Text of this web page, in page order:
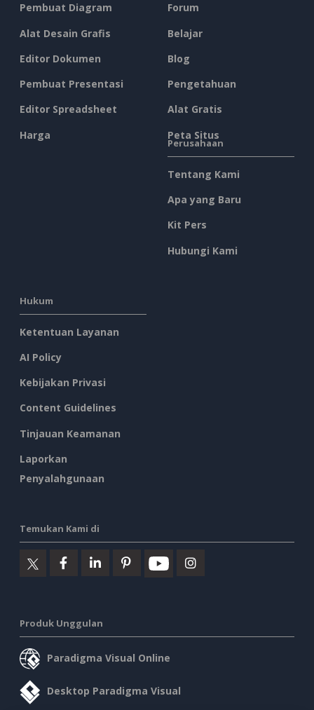
Pembuat Diagram
Alat Desain Grafis
Editor Dokumen
Pembuat Presentasi
Editor Spreadsheet
Harga
Forum
Belajar
Blog
Pengetahuan
Alat Gratis
Peta Situs
Perusahaan
Tentang Kami
Apa yang Baru
Kit Pers
Hubungi Kami
Hukum
Ketentuan Layanan
AI Policy
Kebijakan Privasi
Content Guidelines
Tinjauan Keamanan
Laporkan
Penyalahgunaan
Temukan Kami di
Produk Unggulan
Paradigma Visual Online
Desktop Paradigma Visual